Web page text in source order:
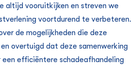
altijd vooruitkijken en streven we
voortdurend te verbeteren.
de mogelijkheden die deze
overtuigd dat deze samenwerking
een efficiëntere schadeafhandeling